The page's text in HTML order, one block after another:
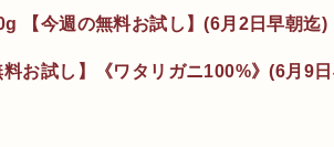
【今週の無料お試し】(6月2日早朝迄)
お試し】《ワタリガニ100%》(6月9